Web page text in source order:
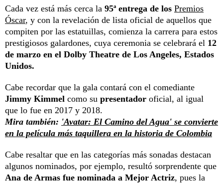
Cada vez está más cerca la 95ª entrega de los Premios
Óscar, y con la revelación de lista oficial de aquellos que
compiten por las estatuillas, comienza la carrera para estos
prestigiosos galardones, cuya ceremonia se celebrará el 12
de marzo en el Dolby Theatre de Los Angeles, Estados
Unidos.
Cabe recordar que la gala contará con el comediante
Jimmy Kimmel como su presentador oficial, al igual
que lo fue en 2017 y 2018.
Mira también: 'Avatar: El Camino del Agua' se convierte
en la película más taquillera en la historia de Colombia
Cabe resaltar que en las categorías más sonadas destacan
algunos nominados, por ejemplo, resultó sorprendente que
Ana de Armas fue nominada a Mejor Actriz, pues la